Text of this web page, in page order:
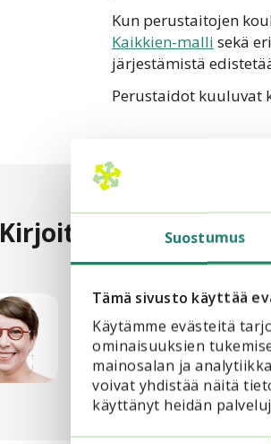
Suostumus
Tämä sivusto käyttää
Käytämme evästeitä
ominaisuuksien
mainosalan ja
voivat yhdistää näitä
käyttänyt heidän
Kun perustaitojen
Kaikkien-malli sekä
järjestämistä
Perustaidot kuuluvat
Kirjoittaja
Marita Salo
Toiminnanjohtaja,